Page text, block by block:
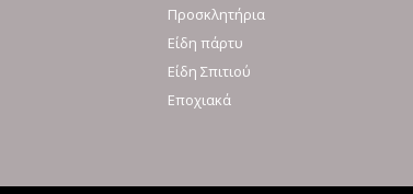
Προσκλητήρια
Είδη πάρτυ
Είδη Σπιτιού
Εποχιακά